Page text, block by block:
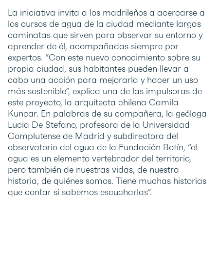
La iniciativa invita a los madrileños a acercarse a
los cursos de agua de la ciudad mediante largas
caminatas que sirven para observar su entorno y
aprender de él, acompañadas siempre por
expertos. “Con este nuevo conocimiento sobre su
propia ciudad, sus habitantes pueden llevar a
cabo una acción para mejorarla y hacer un uso
más sostenible”, explica una de las impulsoras de
este proyecto, la arquitecta chilena Camila
Kuncar. En palabras de su compañera, la geóloga
Lucia De Stefano, profesora de la Universidad
Complutense de Madrid y subdirectora del
observatorio del agua de la Fundación Botín, “el
agua es un elemento vertebrador del territorio,
pero también de nuestras vidas, de nuestra
historia, de quiénes somos. Tiene muchas historias
que contar si sabemos escucharlas”.